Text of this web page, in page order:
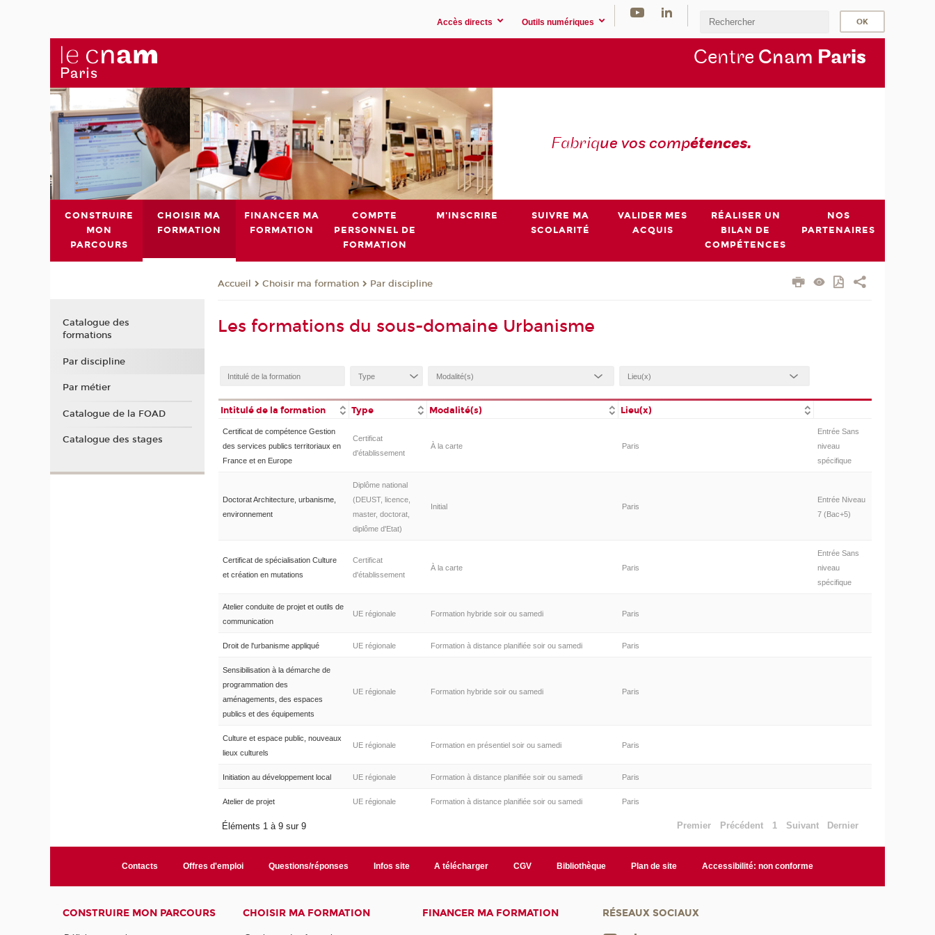
Accès directs Outils numériques
Centre Cnam Paris
Fabrique vos compétences.
CONSTRUIRE
MON
PARCOURS
CHOISIR MA
FORMATION
FINANCER MA
FORMATION
COMPTE
PERSONNEL DE
FORMATION
M'INSCRIRE
SUIVRE MA
SCOLARITÉ
VALIDER MES
ACQUIS
RÉALISER UN
BILAN DE
COMPÉTENCES
NOS
PARTENAIRES
Accueil Choisir ma formation Par discipline
Les formations du sous-domaine Urbanisme
Intitulé de la formation Type Modalité(s) Lieu(x)
Certificat de compétence Gestion
des services publics territoriaux en
France et en Europe
Certificat
d'établissement
À la carte Paris
Entrée Sans
niveau
spécifique
Doctorat Architecture, urbanisme,
environnement
Diplôme national
(DEUST, licence,
master, doctorat,
diplôme d'Etat)
Initial Paris
Entrée Niveau
7 (Bac+5)
Certificat de spécialisation Culture
et création en mutations
Certificat
d'établissement
À la carte Paris
Entrée Sans
niveau
spécifique
Atelier conduite de projet et outils de
communication
UE régionale Formation hybride soir ou samedi Paris
Droit de l'urbanisme appliqué UE régionale Formation à distance planifiée soir ou samedi Paris
Sensibilisation à la démarche de
programmation des
aménagements, des espaces
publics et des équipements
UE régionale Formation hybride soir ou samedi Paris
Culture et espace public, nouveaux
lieux culturels
UE régionale Formation en présentiel soir ou samedi Paris
Initiation au développement local UE régionale Formation à distance planifiée soir ou samedi Paris
Atelier de projet UE régionale Formation à distance planifiée soir ou samedi Paris
Éléments 1 à 9 sur 9 Premier Précédent 1 Suivant Dernier
Catalogue des
formations
Par discipline
Par métier
Catalogue de la FOAD
Catalogue des stages
Contacts Offres d'emploi Questions/réponses Infos site A télécharger CGV Bibliothèque Plan de site Accessibilité: non conforme
CONSTRUIRE MON PARCOURS CHOISIR MA FORMATION FINANCER MA FORMATION RÉSEAUX SOCIAUX